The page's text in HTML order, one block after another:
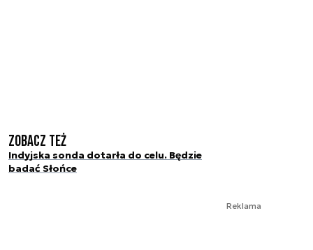
Zobacz też
Indyjska sonda dotarła do celu. Będzie
badać Słońce
Reklama